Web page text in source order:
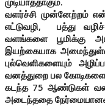
வளர்ச்சி முன்னேற்றம்
எட்டுவழி, பத்து
வளங்களை பூமிக்கு
இயற்கையாக
புல்வெளிகளையும்
வனத்துறை பல கோடிகளை
கடந்த 75 ஆண்டுகள்
அடைந்ததை